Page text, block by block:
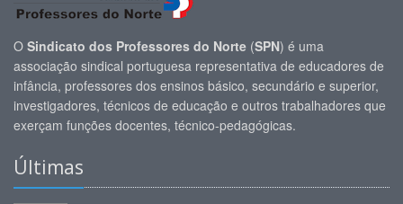
O Sindicato dos Professores do Norte (SPN) é uma
associação sindical portuguesa representativa de educadores de
infância, professores dos ensinos básico, secundário e superior,
investigadores, técnicos de educação e outros trabalhadores que
exerçam funções docentes, técnico-pedagógicas.
Últimas